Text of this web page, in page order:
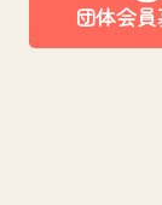
団体会